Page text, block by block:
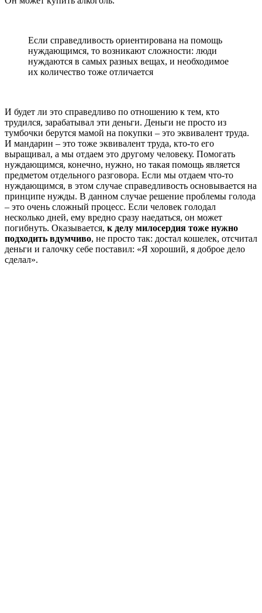
Если справедливость ориентирована на помощь
нуждающимся, то возникают сложности: люди
нуждаются в самых разных вещах, и необходимое
их количество тоже отличается
И будет ли это справедливо по отношению к тем, кто
трудился, зарабатывал эти деньги. Деньги не просто из
тумбочки берутся мамой на покупки – это эквивалент труда.
И мандарин – это тоже эквивалент труда, кто-то его
выращивал, а мы отдаем это другому человеку. Помогать
нуждающимся, конечно, нужно, но такая помощь является
предметом отдельного разговора. Если мы отдаем что-то
нуждающимся, в этом случае справедливость основывается на
принципе нужды. В данном случае решение проблемы голода
– это очень сложный процесс. Если человек голодал
несколько дней, ему вредно сразу наедаться, он может
погибнуть. Оказывается, к делу милосердия тоже нужно
подходить вдумчиво, не просто так: достал кошелек, отсчитал
деньги и галочку себе поставил: «Я хороший, я доброе дело
сделал».